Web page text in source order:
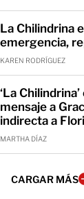
La Chilindrina
emergencia,
KAREN RODRÍGUEZ
‘La
mensaje a
indirecta a
MARTHA DÍAZ
CARGAR MÁS